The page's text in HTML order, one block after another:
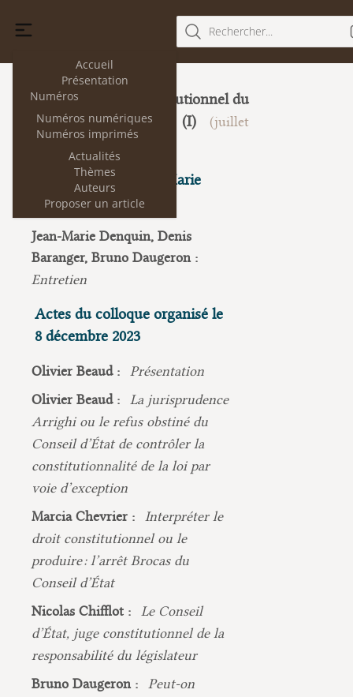
Accueil
Présentation
Numéros
Numéros numériques
Numéros imprimés
Actualités
Thèmes
Auteurs
Proposer un article
Rechercher...
32
Le droit constitutionnel du
Conseil d'État (I)
(juillet
2024)
Entretien avec Jean-Marie
Denquin
Jean-Marie Denquin, Denis
Baranger, Bruno Daugeron :
Entretien
Actes du colloque organisé le
8 décembre 2023
Olivier Beaud :
Présentation
Olivier Beaud :
La jurisprudence
Arrighi ou le refus obstiné du
Conseil d’État de contrôler la
constitutionnalité de la loi par
voie d’exception
Marcia Chevrier :
Interpréter le
droit constitutionnel ou le
produire : l’arrêt Brocas du
Conseil d’État
Nicolas Chifflot :
Le Conseil
d’État, juge constitutionnel de la
responsabilité du législateur
Bruno Daugeron :
Peut-on